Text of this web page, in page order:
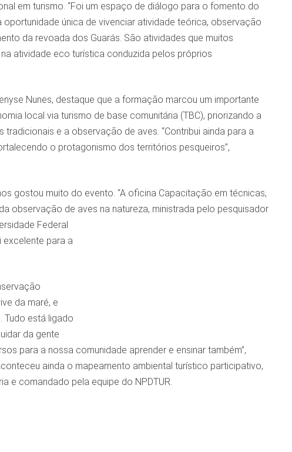
em turismo. “Foi um espaço de diálogo para o fomento do
única de vivenciar atividade teórica, observação
da revoada dos Guarás. São atividades que muitos
atividade eco turística conduzida pelos próprios
Nunes, destaque que a formação marcou um importante
local via turismo de base comunitária (TBC), priorizando a
tradicionais e a observação de aves. “Contribui ainda para a
o protagonismo dos territórios pesqueiros”,
gostou muito do evento. “A oficina Capacitação em técnicas,
observação de aves na natureza, ministrada pelo pesquisador
Federal
excelente para a
da maré, e
Tudo está ligado
da gente
para a nossa comunidade aprender e ensinar também”,
ainda o mapeamento ambiental turístico participativo,
e comandado pela equipe do NPDTUR.